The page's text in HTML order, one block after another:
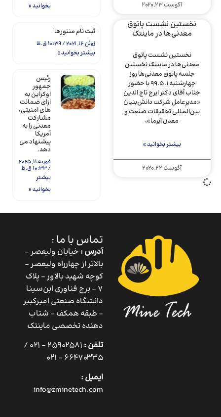
بخوانید »
ثبت نام منتورها
ژوئن 16, 2021 10:39 ق.ظ
بیشتر بخوانید »
رئیس
جمهور
اوکراین به
ازای ضمانت
های امنیتی،
مشارکت
معدنی را به
آمریکا
پیشنهاد می
دهد.
فوریه 11, 2025
10:33 ق.ظ
بیشتر
بخوانید »
آگوست 23, 2020
نخستین نشست پاتوق
معدنی‌ها در ماینتک
نخستین نشست پاتوق
معدنی‌ها در ماینتک نخستین
جلسه پاتوق معدنی‌ها روز
چهارشنبه 99.5.1 با حضور
جناب آقای دکتر ایرج تاج الدین
«مدیرعامل شرکت دانش‌بنیان
بین‌المللی تحقیقات صنعت و
معدن آیرما»،
بیشتر بخوانید »
آگوست 22, 2020
تماس با ما :
آدرس : خیابان ولیعصر –
بالاتر از چهارراه ولیعصر –
کوچه شهید بالاور – پلاک
۷ – برج فناوری ابن‌سینا
دانشگاه صنعتی امیرکبیر
– طبقه همکف – شتاب
دهنده تخصصی ماینتک
تلفن :
25902581 – 021 /
66470335 – 021
ایمیل :
info@zminetech.com